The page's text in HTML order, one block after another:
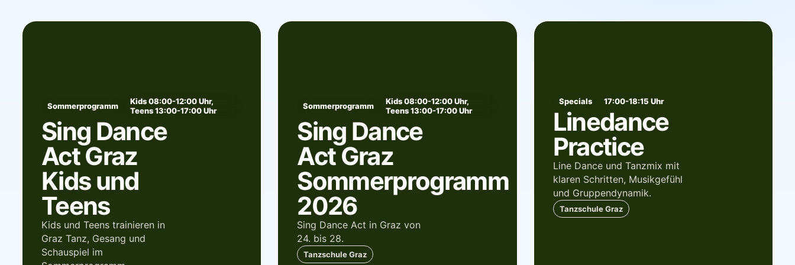
Sommerprogramm
Kids 08:00-12:00 Uhr,
Teens 13:00-17:00 Uhr
Sing Dance
Act Graz
Kids und
Teens
Kids und Teens trainieren in
Graz Tanz, Gesang und
Schauspiel im
Sommerprogramm
Kids 08:00-12:00 Uhr,
Teens 13:00-17:00 Uhr
Sing Dance
Act Graz
Sommerprogramm
2026
Sing Dance Act in Graz von
24. bis 28.
Tanzschule Graz
Specials 17:00-18:15 Uhr
Linedance
Practice
Line Dance und Tanzmix mit
klaren Schritten, Musikgefühl
und Gruppendynamik.
Tanzschule Graz